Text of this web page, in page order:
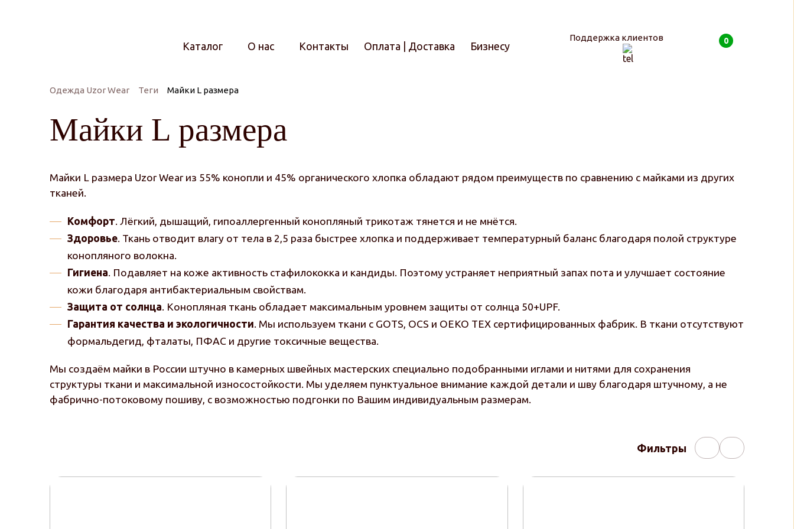
Каталог О нас Контакты Оплата | Доставка Бизнесу
Поддержка клиентов 0
Одежда Uzor Wear Теги Майки L размера
Майки L размера
Майки L размера Uzor Wear из 55% конопли и 45% органического хлопка обладают рядом преимуществ по сравнению с майками из других
тканей.
Комфорт. Лёгкий, дышащий, гипоаллергенный конопляный трикотаж тянется и не мнётся.
Здоровье. Ткань отводит влагу от тела в 2,5 раза быстрее хлопка и поддерживает температурный баланс благодаря полой структуре
конопляного волокна.
Гигиена. Подавляет на коже активность стафилококка и кандиды. Поэтому устраняет неприятный запах пота и улучшает состояние
кожи благодаря антибактериальным свойствам.
Защита от солнца. Конопляная ткань обладает максимальным уровнем защиты от солнца 50+UPF.
Гарантия качества и экологичности. Мы используем ткани с GOTS, OCS и OEKO TEX сертифицированных фабрик. В ткани отсутствуют
формальдегид, фталаты, ПФАС и другие токсичные вещества.
Мы создаём майки в России штучно в камерных швейных мастерских специально подобранными иглами и нитями для сохранения
структуры ткани и максимальной износостойкости. Мы уделяем пунктуальное внимание каждой детали и шву благодаря штучному, а не
фабрично-потоковому пошиву, с возможностью подгонки по Вашим индивидуальным размерам.
Фильтры